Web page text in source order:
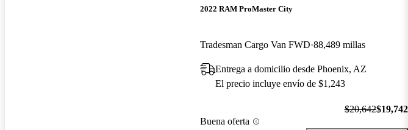
2022 RAM ProMaster City
Tradesman Cargo Van FWD 88,489 millas
Entrega a domicilio desde Phoenix, AZ
El precio incluye envío de $1,243
Buena oferta
$20,642$19,742